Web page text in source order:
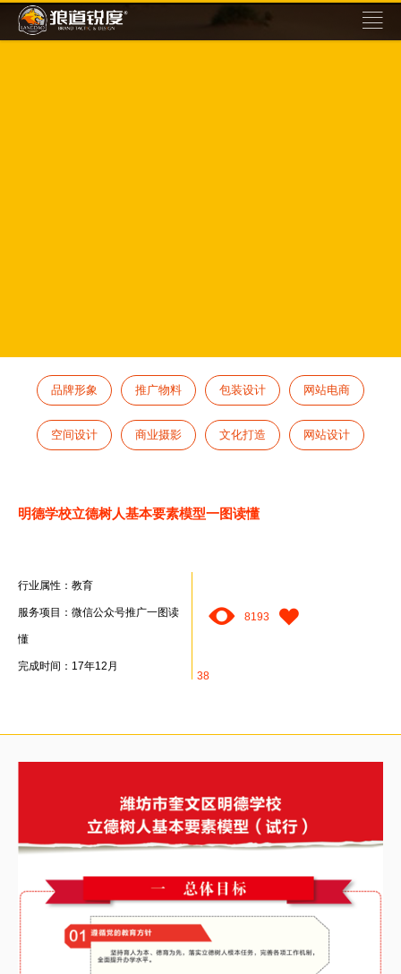
品牌形象 推广物料 包装设计 网站电商
空间设计 商业摄影 文化打造 网站设计
明德学校立德树人基本要素模型一图读懂
行业属性：教育
服务项目：微信公众号推广一图读
懂
完成时间：17年12月
8193
38